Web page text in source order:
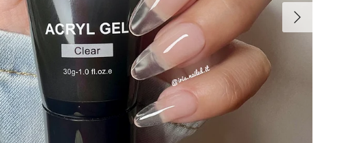
Volgende